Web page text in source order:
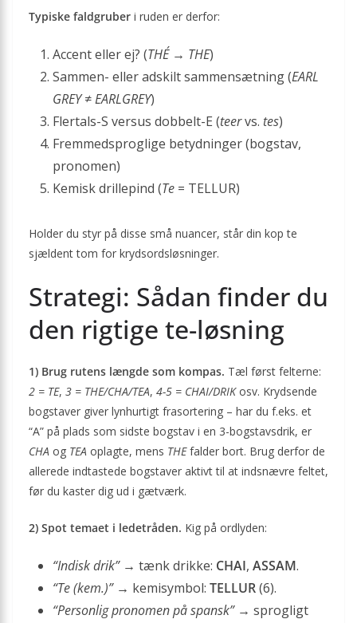
Typiske faldgruber i ruden er derfor:
Accent eller ej? (THÉ→ THE)
Sammen- eller adskilt sammensætning (EARL
GREY≠EARLGREY)
Flertals-S versus dobbelt-E (teervs. tes)
Fremmedsproglige betydninger (bogstav,
pronomen)
Kemisk drillepind (Te = TELLUR)
Holder du styr på disse små nuancer, står din kop te
sjældent tom for krydsordsløsninger.
Strategi: Sådan finder du
den rigtige te-løsning
1) Brug rutens længde som kompas. Tæl først felterne:
2 = TE, 3 = THE/CHA/TEA, 4-5 = CHAI/DRIKosv. Krydsende
bogstaver giver lynhurtigt frasortering – har du f.eks. et
“A” på plads som sidste bogstav i en 3-bogstavsdrik, er
CHA og TEA oplagte, mens THEfalder bort. Brug derfor de
allerede indtastede bogstaver aktivt til at indsnævre feltet,
før du kaster dig ud i gætværk.
2) Spot temaet i ledetråden. Kig på ordlyden:
“Indisk drik”→ tænk drikke: CHAI, ASSAM.
“Te (kem.)”→ kemisymbol: TELLUR(6).
“Personlig pronomen på spansk”→ sprogligt